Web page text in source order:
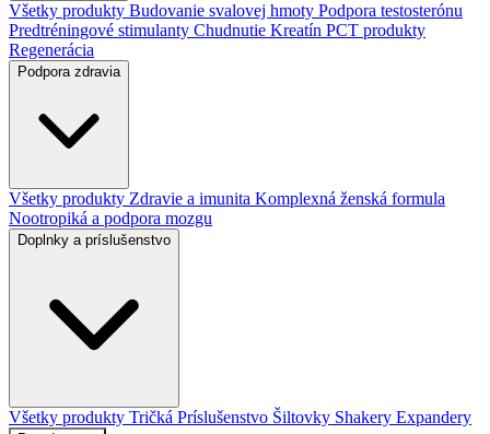
Všetky produkty Budovanie svalovej hmoty Podpora testosterónu
Predtréningové stimulanty Chudnutie Kreatín PCT produkty
Regenerácia
Podpora zdravia
Všetky produkty Zdravie a imunita Komplexná ženská formula
Nootropiká a podpora mozgu
Doplnky a príslušenstvo
Všetky produkty Tričká Príslušenstvo Šiltovky Shakery Expandery